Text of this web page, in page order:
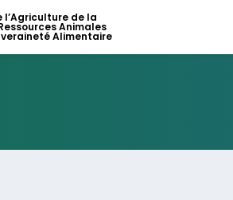
l’Agriculture de la
Animales
Alimentaire